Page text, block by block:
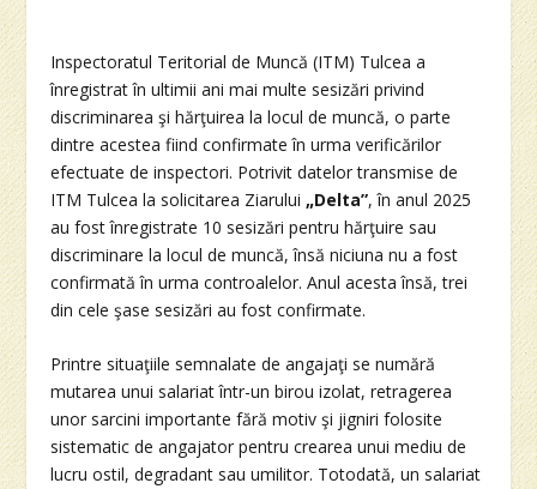
Inspectoratul Teritorial de Muncă (ITM) Tulcea a
înregistrat în ultimii ani mai multe sesizări privind
discriminarea şi hărţuirea la locul de muncă, o parte
dintre acestea fiind confirmate în urma verificărilor
efectuate de inspectori. Potrivit datelor transmise de
ITM Tulcea la solicitarea Ziarului„Delta”, în anul 2025
au fost înregistrate 10 sesizări pentru hărţuire sau
discriminare la locul de muncă, însă niciuna nu a fost
confirmată în urma controalelor. Anul acesta însă, trei
din cele şase sesizări au fost confirmate.
Printre situaţiile semnalate de angajaţi se numără
mutarea unui salariat într-un birou izolat, retragerea
unor sarcini importante fără motiv şi jigniri folosite
sistematic de angajator pentru crearea unui mediu de
lucru ostil, degradant sau umilitor. Totodată, un salariat